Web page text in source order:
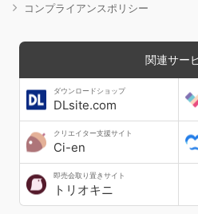
コンプライアンスポリシー
関連サー
ダウンロードショップ
DLsite.com
クリエイター支援サイト
Ci-en
即売会取り置きサイト
トリオキニ